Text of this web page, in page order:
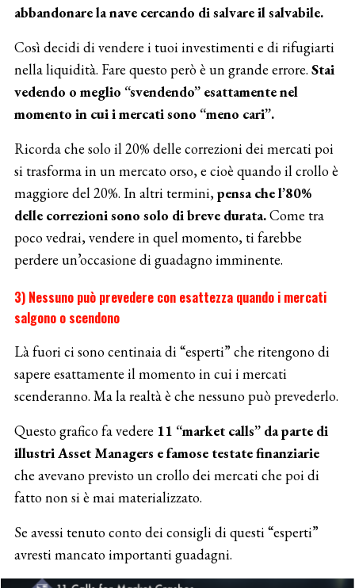
abbandonare la nave cercando di salvare il salvabile.
Così decidi di vendere i tuoi investimenti e di rifugiarti
nella liquidità. Fare questo però è un grande errore. Stai
vedendo o meglio “svendendo” esattamente nel
momento in cui i mercati sono “meno cari”.
Ricorda che solo il 20% delle correzioni dei mercati poi
si trasforma in un mercato orso, e cioè quando il crollo è
maggiore del 20%. In altri termini,pensa che l’80%
delle correzioni sono solo di breve durata.Come tra
poco vedrai, vendere in quel momento, ti farebbe
perdere un’occasione di guadagno imminente.
3) Nessuno può prevedere con esattezza quando i mercati
salgono o scendono
Là fuori ci sono centinaia di “esperti” che ritengono di
sapere esattamente il momento in cui i mercati
scenderanno. Ma la realtà è che nessuno può prevederlo.
Questo grafico fa vedere 11 “market calls” da parte di
illustri Asset Managers e famose testate finanziarie
che avevano previsto un crollo dei mercati che poi di
fatto non si è mai materializzato.
Se avessi tenuto conto dei consigli di questi “esperti”
avresti mancato importanti guadagni.